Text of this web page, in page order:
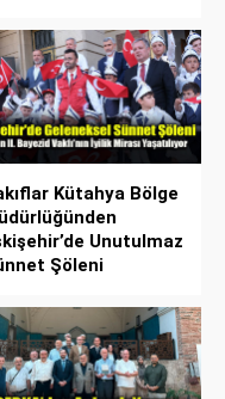
Kütahya Bölge
Unutulmaz
Şöleni